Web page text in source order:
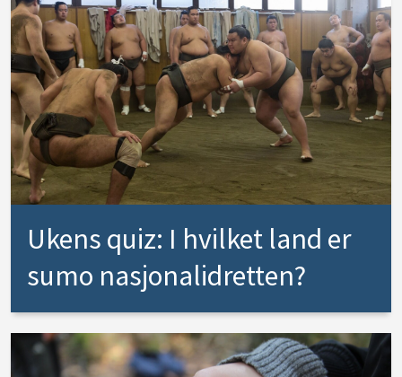
Ukens quiz: I hvilket land er
sumo nasjonalidretten?